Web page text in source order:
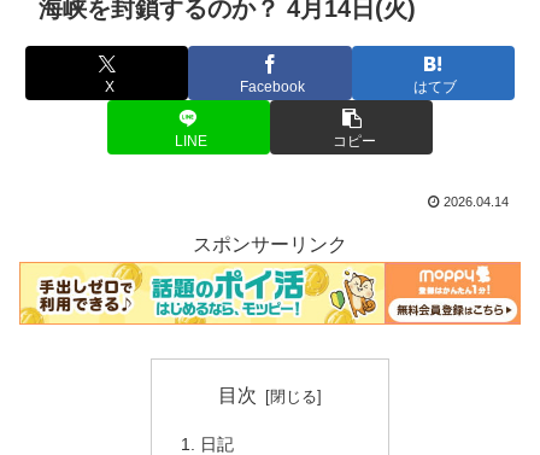
海峡を封鎖するのか？ 4月14日(火)
X Facebook はてブ
LINE コピー
2026.04.14
スポンサーリンク
目次
日記